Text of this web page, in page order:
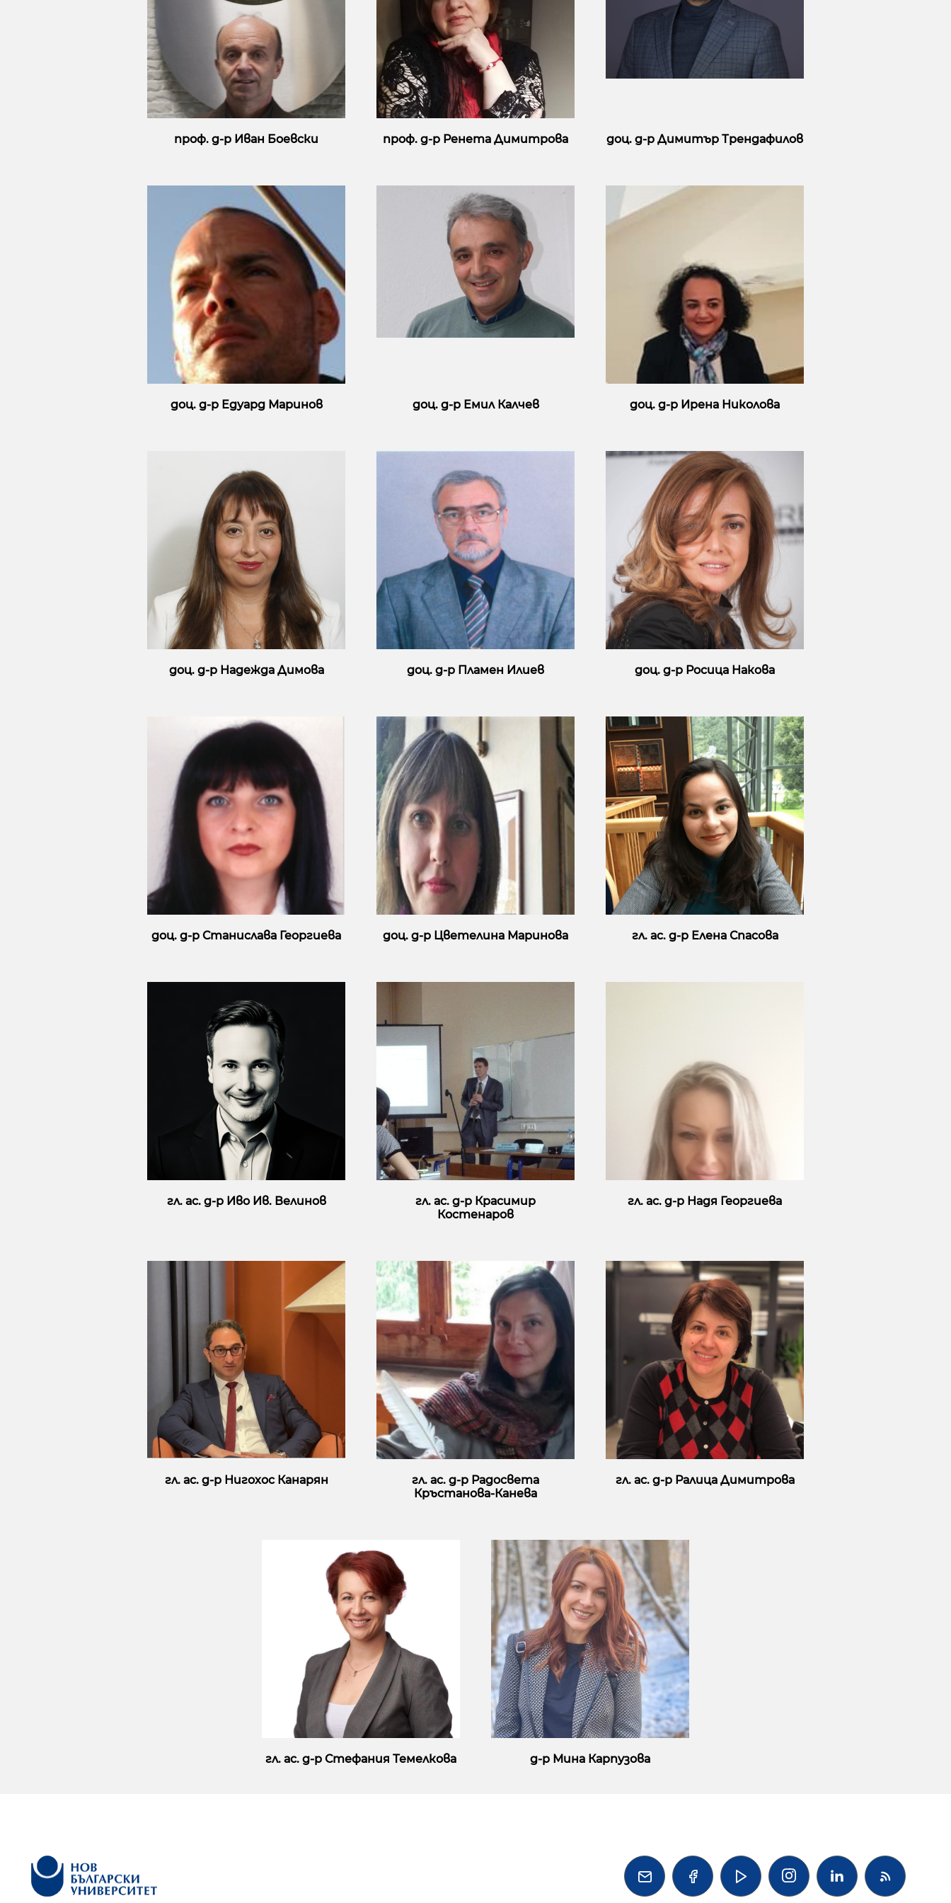
проф. д-р Иван Боевски проф. д-р Ренета Димитрова доц. д-р Димитър Трендафилов
доц. д-р Едуард Маринов доц. д-р Емил Калчев доц. д-р Ирена Николова
доц. д-р Надежда Димова доц. д-р Пламен Илиев доц. д-р Росица Накова
доц. д-р Станислава Георгиева доц. д-р Цветелина Маринова гл. ас. д-р Елена Спасова
гл. ас. д-р Иво Ив. Велинов
гл. ас. д-р Красимир
Костенаров
гл. ас. д-р Надя Георгиева
гл. ас. д-р Нигохос Канарян
гл. ас. д-р Радосвета
Кръстанова-Канева
гл. ас. д-р Ралица Димитрова
гл. ас. д-р Стефания Темелкова д-р Мина Карпузова
   